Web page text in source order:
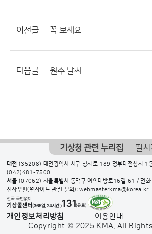
이전글 꼭 보세요
다음글 원주 날씨
기상청 관련 누리집 펼치
대전 (35208) 대전광역시 서구 청사로 189 정부대전청사 1
(042)481-7500
서울 (07062) 서울특별시 동작구 여의대방로16길 61 / 전화
전자우편(웹사이트 관련 문의): webmasterkma@korea.kr
개인정보처리방침 이용안내
Copyright © 2025 KMA. All Rights